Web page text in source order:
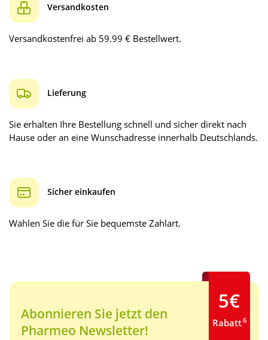
Versandkosten
Versandkostenfrei ab 59.99 € Bestellwert.
Lieferung
Sie erhalten Ihre Bestellung schnell und sicher direkt nach
Hause oder an eine Wunschadresse innerhalb Deutschlands.
Sicher einkaufen
Wählen Sie die für Sie bequemste Zahlart.
Abonnieren Sie jetzt den
Pharmeo Newsletter!
5€
Rabatt6